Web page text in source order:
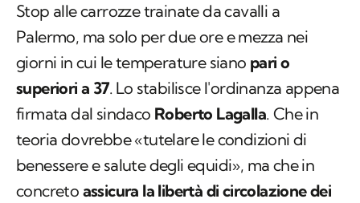
Stop alle carrozze trainate da cavalli a
Palermo, ma solo per due ore e mezza nei
giorni in cui le temperature siano pari o
superiori a 37. Lo stabilisce l'ordinanza appena
firmata dal sindaco Roberto Lagalla. Che in
teoria dovrebbe «tutelare le condizioni di
benessere e salute degli equidi», ma che in
concreto assicura la libertà di circolazione dei